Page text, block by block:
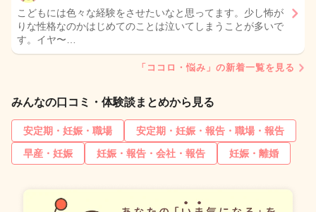
こどもには色々な経験をさせたいなと思ってます。少し怖が
りな性格なのかはじめてのことは泣いてしまうことが多いで
す。イヤ〜…
「ココロ・悩み」の新着一覧を見る
みんなの口コミ・体験談まとめから見る
安定期・妊娠・職場
安定期・妊娠・報告・職場・報告
早産・妊娠
妊娠・報告・会社・報告 妊娠・離婚